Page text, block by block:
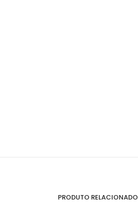
PRODUTO RELACIONADO